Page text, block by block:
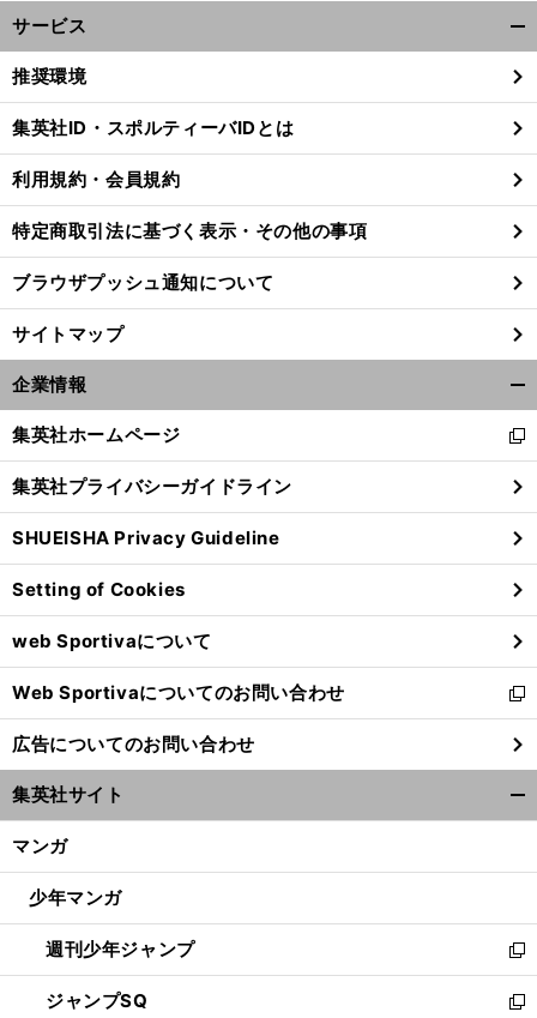
サービス
閉
る
推奨環境
集英社ID・スポルティーバIDとは
利用規約・会員規約
特定商取引法に基づく表示・その他の事項
ブラウザプッシュ通知について
サイトマップ
企業情報
閉
る
集英社ホームページ
新
し
い
ウ
ィ
ン
ド
ウ
で
開
く
集英社プライバシーガイドライン
SHUEISHA Privacy Guideline
Setting of Cookies
web Sportivaについて
Web Sportivaについてのお問い合わせ
新
し
い
ウ
ィ
ン
ウ
開
く
広告についてのお問い合わせ
集英社サイト
マンガ
少年マンガ
週刊少年ジャンプ
新
し
い
ジャンプSQ
新